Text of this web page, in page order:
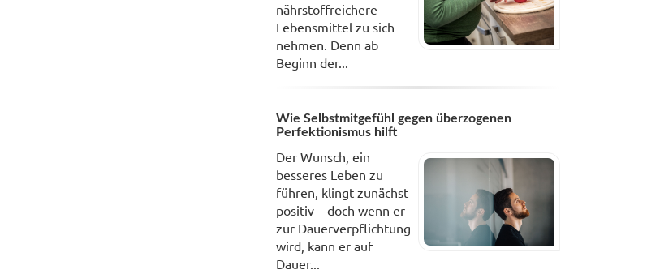
nährstoffreichere
Lebensmittel zu sich
nehmen. Denn ab
Beginn der...
Wie Selbstmitgefühl gegen überzogenen
Perfektionismus hilft
Der Wunsch, ein
besseres Leben zu
führen, klingt zunächst
positiv – doch wenn er
zur Dauerverpflichtung
wird, kann er auf
Dauer...